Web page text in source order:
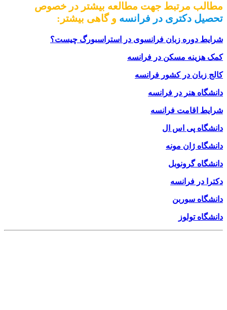
مطالب مرتبط جهت مطالعه بیشتر در خصوص
تحصیل دکتری در فرانسه و گاهی بیشتر:
شرایط دوره زبان فرانسوی در استراسبورگ چیست؟
کمک هزینه مسکن در فرانسه
کالج زبان در کشور فرانسه
دانشگاه هنر در فرانسه
شرایط اقامت فرانسه
دانشگاه پی اس ال
دانشگاه ژان مونه
دانشگاه گرونوبل
دکترا در فرانسه
دانشگاه سوربن
دانشگاه تولوز